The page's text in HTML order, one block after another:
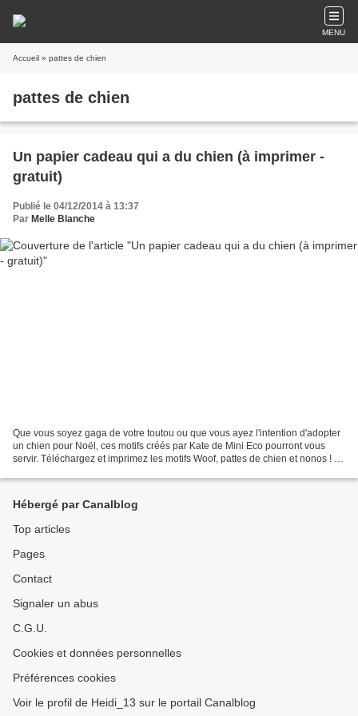
MENU
Accueil » pattes de chien
pattes de chien
Un papier cadeau qui a du chien (à imprimer -
gratuit)
Publié le 04/12/2014 à 13:37
Par Melle Blanche
Que vous soyez gaga de votre toutou ou que vous ayez l'intention d'adopter
un chien pour Noël, ces motifs créés par Kate de Mini Eco pourront vous
servir. Téléchargez et imprimez les motifs Woof, pattes de chien et nonos ! *
Hébergé par Canalblog
Top articles
Pages
Contact
Signaler un abus
C.G.U.
Cookies et données personnelles
Préférences cookies
Voir le profil de Heidi_13 sur le portail Canalblog